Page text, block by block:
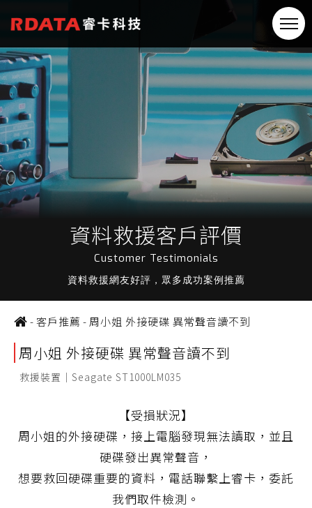
資料救援客戶評價
Customer Testimonials
資料救援網友好評，眾多成功案例推薦
-客戶推薦 - 周小姐 外接硬碟 異常聲音讀不到
周小姐 外接硬碟 異常聲音讀不到
救援裝置｜Seagate ST1000LM035
【受損狀況】
周小姐的外接硬碟，接上電腦發現無法讀取，並且
硬碟發出異常聲音，
想要救回硬碟重要的資料，電話聯繫上睿卡，委託
我們取件檢測。